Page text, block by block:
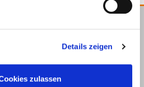
Details zeigen
zulassen